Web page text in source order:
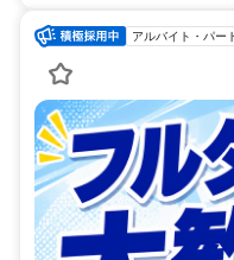
アルバイト・パー